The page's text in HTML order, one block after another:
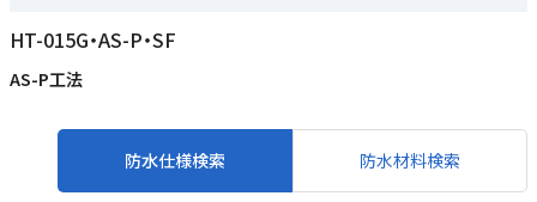
HT-015G・AS-P・SF
AS-P工法
防水仕様検索 防水材料検索